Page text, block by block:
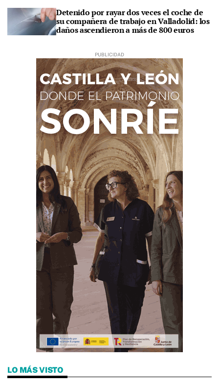
Detenido por rayar dos veces el coche de
su compañera de trabajo en Valladolid: los
daños ascendieron a más de 800 euros
LO MÁS VISTO